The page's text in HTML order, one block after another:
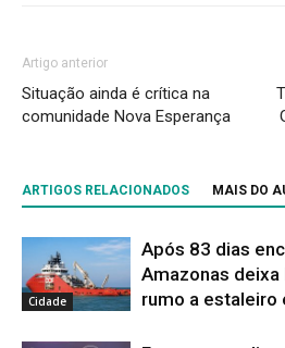
Artigo anterior
Situação ainda é crítica na
comunidade Nova Esperança
ARTIGOS RELACIONADOS MAIS DO
Cidade
Após 83 dias
Amazonas
rumo a estaleiro